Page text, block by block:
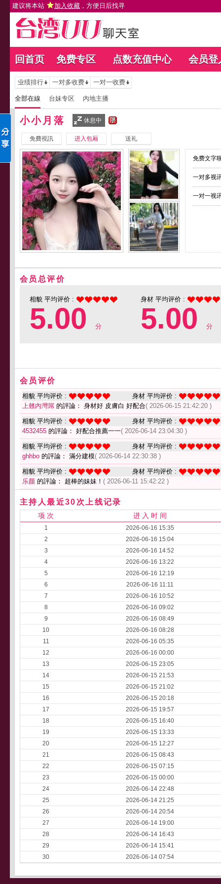
建议将本站 加入收藏 ，方便日后找寻
回首页 免费专区 点数充值中心 会员登
业绩排行 一对多收费 一对一收费
全部在線 台妹专区 內地主播
小小月落 休息中
免費視訊 进入包厢 送礼
免费文字
一对多视
一对一视
会员总评价
相貌 平均评价 :
5.00 分
身材 平均评价 :
5.00 分
会员评价
相貌 平均评价 :
身材 平均评价 :
上翹內灣屌 的評論： 身材好 皮膚白 好配合( 2026-06-15 21:42:20 )
相貌 平均评价 :
身材 平均评价 :
4532455 的評論： 好配合推薦一一( 2026-06-14 23:04:30 )
相貌 平均评价 :
身材 平均评价 :
ghhbo 的評論： 滿分建模( 2026-06-14 22:30:38 )
相貌 平均评价 :
身材 平均评价 :
乐颜 的評論： 超棒的妹妹！ ( 2026-06-11 15:42:22 )
主持人最近30次上线记录
项 次 进 入 时 间
1
2026-06-16 15:35
2
2026-06-16 15:04
3
2026-06-16 14:52
4
2026-06-16 13:22
5
2026-06-16 12:19
6
2026-06-16 11:11
7
2026-06-16 10:52
8
2026-06-16 09:02
9
2026-06-16 08:49
10
2026-06-16 08:28
11
2026-06-16 05:35
12
2026-06-16 00:00
13
2026-06-15 23:05
14
2026-06-15 21:53
15
2026-06-15 21:02
16
2026-06-15 20:18
17
2026-06-15 19:57
18
2026-06-15 16:40
19
2026-06-15 13:33
20
2026-06-15 12:27
21
2026-06-15 08:43
22
2026-06-15 07:15
23
2026-06-15 00:00
24
2026-06-14 22:48
25
2026-06-14 21:25
26
2026-06-14 20:54
27
2026-06-14 19:00
28
2026-06-14 16:43
29
2026-06-14 15:41
30
2026-06-14 07:54